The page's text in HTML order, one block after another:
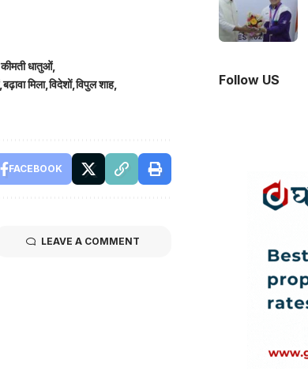
कीमती धातुओं
बढ़ावा मिला विदेशों विपुल शाह
FACEBOOK
LEAVE A COMMENT
Follow US